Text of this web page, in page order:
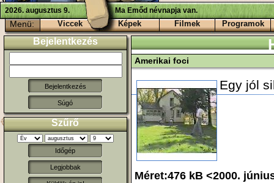
2026. augusztus 9. Ma Emőd névnapja van.
Menü: Viccek Képek Filmek Programok
Bejelentkezés
Súgó
Szűrő
Időgép
Legjobbak
Amerikai foci
Egy jól
Méret:476 kB <2000.